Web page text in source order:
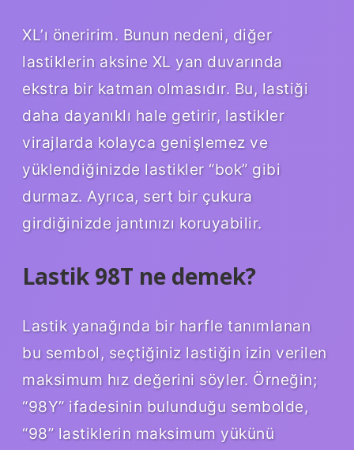
XL’ı öneririm. Bunun nedeni, diğer
lastiklerin aksine XL yan duvarında
ekstra bir katman olmasıdır. Bu, lastiği
daha dayanıklı hale getirir, lastikler
virajlarda kolayca genişlemez ve
yüklendiğinizde lastikler “bok” gibi
durmaz. Ayrıca, sert bir çukura
girdiğinizde jantınızı koruyabilir.
Lastik 98T ne demek?
Lastik yanağında bir harfle tanımlanan
bu sembol, seçtiğiniz lastiğin izin verilen
maksimum hız değerini söyler. Örneğin;
“98Y” ifadesinin bulunduğu sembolde,
“98” lastiklerin maksimum yükünü